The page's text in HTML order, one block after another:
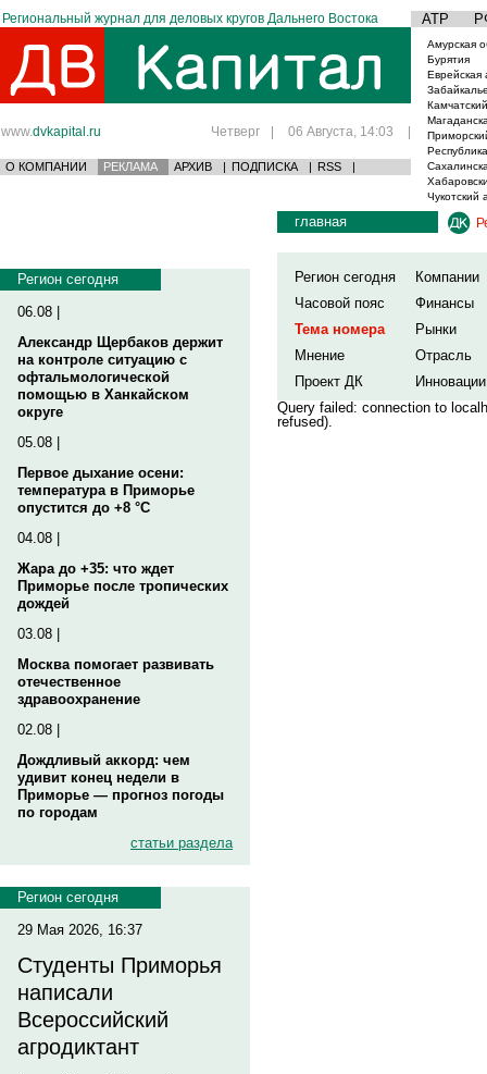
Региональный журнал для деловых кругов Дальнего Востока АТР
www.dvkapital.ru Четверг | 06 Августа, 14:03 |
О КОМПАНИИ РЕКЛАМА АРХИВ | ПОДПИСКА | RSS |
Амурская
Бурятия
Еврейская
Чукотский
Регион сегодня
06.08 |
Александр Щербаков держит
на контроле ситуацию с
офтальмологической
помощью в Ханкайском
округе
05.08 |
Первое дыхание осени:
температура в Приморье
опустится до +8 °C
04.08 |
Жара до +35: что ждет
Приморье после тропических
дождей
03.08 |
Москва помогает развивать
отечественное
здравоохранение
02.08 |
Дождливый аккорд: чем
удивит конец недели в
Приморье — прогноз погоды
по городам
статьи раздела
Регион сегодня
29 Мая 2026, 16:37
Студенты Приморья
написали
Всероссийский
агродиктант
главная
Регион сегодня
Компании
Часовой пояс
Финансы
Тема номера
Рынки
Мнение
Отрасль
Проект ДК
Инновации
Query failed: connection to
refused).